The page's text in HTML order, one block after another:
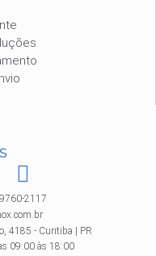
W
h
a
t
2117
4185 - Curitiba | PR
09:00 às 18:00